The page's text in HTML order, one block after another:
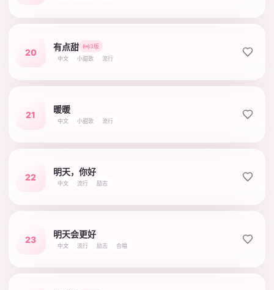
20
有点甜
3版
中文
小甜歌 流行
21
暖暖
中文 小甜歌 流行
22
明天，你好
中文 流行 励志
23
明天会更好
中文 流行 励志 合唱